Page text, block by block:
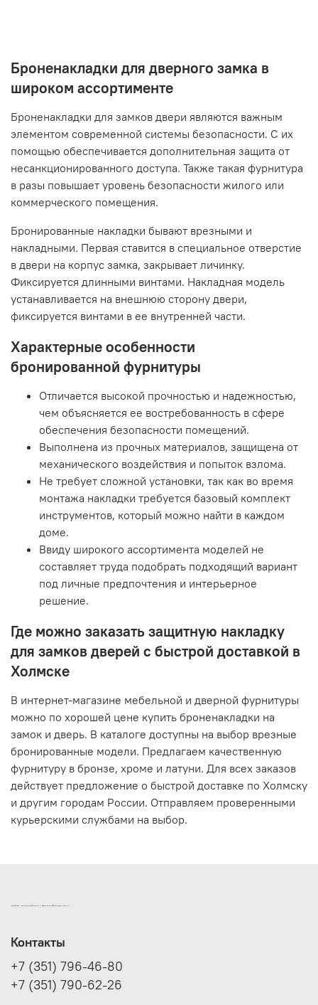
Броненакладки для дверного замка в
широком ассортименте
Броненакладки для замков двери являются важным
элементом современной системы безопасности. С их
помощью обеспечивается дополнительная защита от
несанкционированного доступа. Также такая фурнитура
в разы повышает уровень безопасности жилого или
коммерческого помещения.
Бронированные накладки бывают врезными и
накладными. Первая ставится в специальное отверстие
в двери на корпус замка, закрывает личинку.
Фиксируется длинными винтами. Накладная модель
устанавливается на внешнюю сторону двери,
фиксируется винтами в ее внутренней части.
Характерные особенности
бронированной фурнитуры
Отличается высокой прочностью и надежностью,
чем объясняется ее востребованность в сфере
обеспечения безопасности помещений.
Выполнена из прочных материалов, защищена от
механического воздействия и попыток взлома.
Не требует сложной установки, так как во время
монтажа накладки требуется базовый комплект
инструментов, который можно найти в каждом
доме.
Ввиду широкого ассортимента моделей не
составляет труда подобрать подходящий вариант
под личные предпочтения и интерьерное
решение.
Где можно заказать защитную накладку
для замков дверей с быстрой доставкой в
Холмске
В интернет-магазине мебельной и дверной фурнитуры
можно по хорошей цене купить броненакладки на
замок и дверь. В каталоге доступны на выбор врезные
бронированные модели. Предлагаем качественную
фурнитуру в бронзе, хроме и латуни. Для всех заказов
действует предложение о быстрой доставке по Холмску
и другим городам России. Отправляем проверенными
курьерскими службами на выбор.
ИНТЕРНЕТ-МАГАЗИН ДВЕРНОЙ И МЕБЕЛЬНОЙ ФУРНИТУРЫ САМ
Контакты
+7 (351) 796-46-80
+7 (351) 790-62-26